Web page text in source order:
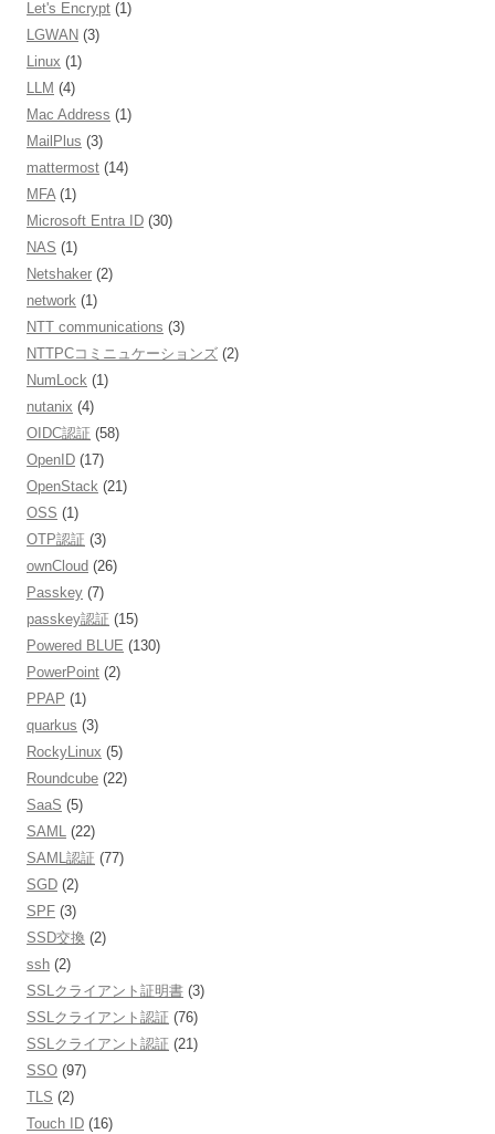
Let's Encrypt (1)
LGWAN (3)
Linux (1)
LLM (4)
Mac Address (1)
MailPlus (3)
mattermost (14)
MFA(1)
Microsoft Entra ID (30)
NAS (1)
Netshaker (2)
network (1)
NTT communications (3)
NTTPCコミニュケーションズ (2)
NumLock (1)
nutanix (4)
OIDC認証 (58)
OpenID (17)
OpenStack (21)
OSS (1)
OTP認証 (3)
ownCloud (26)
Passkey (7)
passkey認証 (15)
Powered BLUE (130)
PowerPoint (2)
PPAP (1)
quarkus (3)
RockyLinux (5)
Roundcube (22)
SaaS (5)
SAML (22)
SAML認証 (77)
SGD (2)
SPF (3)
SSD交換 (2)
ssh (2)
SSLクライアント証明書 (3)
SSLクライアント認証 (76)
SSLクライアント認証 (21)
SSO (97)
TLS (2)
Touch ID (16)